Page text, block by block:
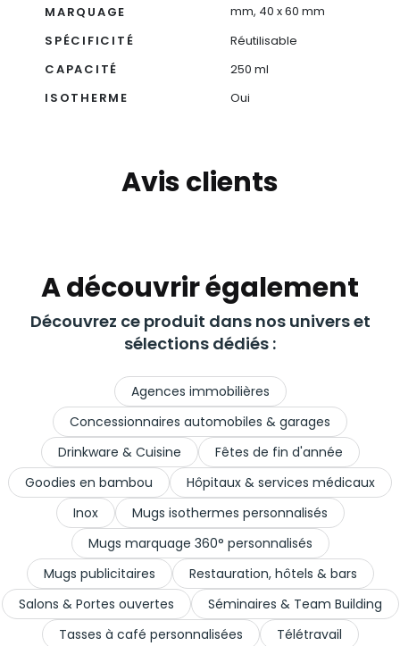
MARQUAGE
mm, 40 x 60 mm
SPÉCIFICITÉ
Réutilisable
CAPACITÉ
250 ml
ISOTHERME
Oui
Avis clients
A découvrir également
Découvrez ce produit dans nos univers et
sélections dédiés :
Agences immobilières
Concessionnaires automobiles & garages
Drinkware & Cuisine
Fêtes de fin d'année
Goodies en bambou
Hôpitaux & services médicaux
Inox
Mugs isothermes personnalisés
Mugs marquage 360° personnalisés
Mugs publicitaires
Restauration, hôtels & bars
Salons & Portes ouvertes
Séminaires & Team Building
Tasses à café personnalisées
Télétravail